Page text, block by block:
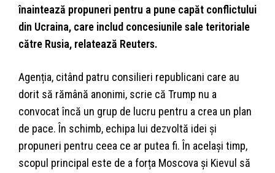
înaintează propuneri pentru a pune capăt conflictului
din Ucraina, care includ concesiunile sale teritoriale
către Rusia, relatează Reuters.
Agenția, citând patru consilieri republicani care au
dorit să rămână anonimi, scrie că Trump nu a
convocat încă un grup de lucru pentru a crea un plan
de pace. În schimb, echipa lui dezvoltă idei și
propuneri pentru ceea ce ar putea fi. În același timp,
scopul principal este de a forța Moscova și Kievul să